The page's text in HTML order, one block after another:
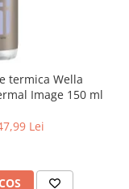
termica Wella
Image 150 ml
Lei